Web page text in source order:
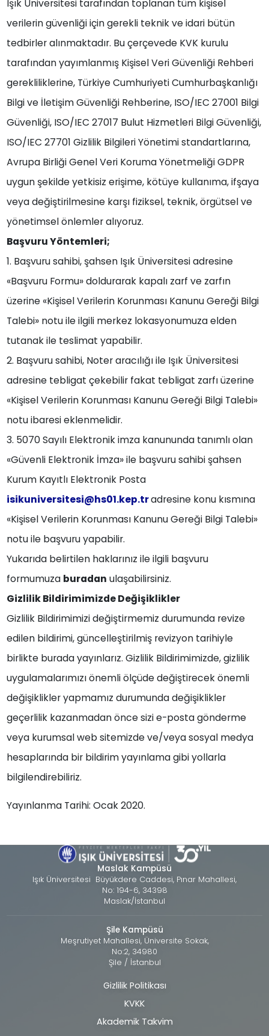
Işık Üniversitesi tarafından toplanan tüm kişisel
verilerin güvenliği için gerekli teknik ve idari bütün
tedbirler alınmaktadır. Bu çerçevede KVK kurulu
tarafından yayımlanmış Kişisel Veri Güvenliği Rehberi
gerekliliklerine, Türkiye Cumhuriyeti Cumhurbaşkanlığı
Bilgi ve İletişim Güvenliği Rehberine, ISO/IEC 27001 Bilgi
Güvenliği, ISO/IEC 27017 Bulut Hizmetleri Bilgi Güvenliği,
ISO/IEC 27701 Gizlilik Bilgileri Yönetimi standartlarına,
Avrupa Birliği Genel Veri Koruma Yönetmeliği GDPR
uygun şekilde yetkisiz erişime, kötüye kullanıma, ifşaya
veya değiştirilmesine karşı fiziksel, teknik, örgütsel ve
yönetimsel önlemler alıyoruz.
Başvuru Yöntemleri;
1. Başvuru sahibi, şahsen Işık Üniversitesi adresine
«Başvuru Formu» doldurarak kapalı zarf ve zarfın
üzerine «Kişisel Verilerin Korunması Kanunu Gereği Bilgi
Talebi» notu ile ilgili merkez lokasyonumuza elden
tutanak ile teslimat yapabilir.
2. Başvuru sahibi, Noter aracılığı ile Işık Üniversitesi
adresine tebligat çekebilir fakat tebligat zarfı üzerine
«Kişisel Verilerin Korunması Kanunu Gereği Bilgi Talebi»
notu ibaresi eklenmelidir.
3. 5070 Sayılı Elektronik imza kanununda tanımlı olan
«Güvenli Elektronik İmza» ile başvuru sahibi şahsen
Kurum Kayıtlı Elektronik Posta
isikuniversitesi@hs01.kep.tradresine konu kısmına
«Kişisel Verilerin Korunması Kanunu Gereği Bilgi Talebi»
notu ile başvuru yapabilir.
Yukarıda belirtilen haklarınız ile ilgili başvuru
formumuza buradan ulaşabilirsiniz.
Gizlilik Bildirimimizde Değişiklikler
Gizlilik Bildirimimizi değiştirmemiz durumunda revize
edilen bildirimi, güncelleştirilmiş revizyon tarihiyle
birlikte burada yayınlarız. Gizlilik Bildirimimizde, gizlilik
uygulamalarımızı önemli ölçüde değiştirecek önemli
değişiklikler yapmamız durumunda değişiklikler
geçerlilik kazanmadan önce sizi e-posta gönderme
veya kurumsal web sitemizde ve/veya sosyal medya
hesaplarında bir bildirim yayınlama gibi yollarla
bilgilendirebiliriz.
Yayınlanma Tarihi: Ocak 2020.
Maslak Kampüsü
Işık Üniversitesi Büyükdere Caddesi, Pınar Mahallesi,
No: 194-6, 34398
Maslak/İstanbul
Şile Kampüsü
Meşrutiyet Mahallesi, Üniversite Sokak,
No:2, 34980
Şile / İstanbul
Alt
bilgi
Gizlilik Politikası
KVKK
Akademik Takvim